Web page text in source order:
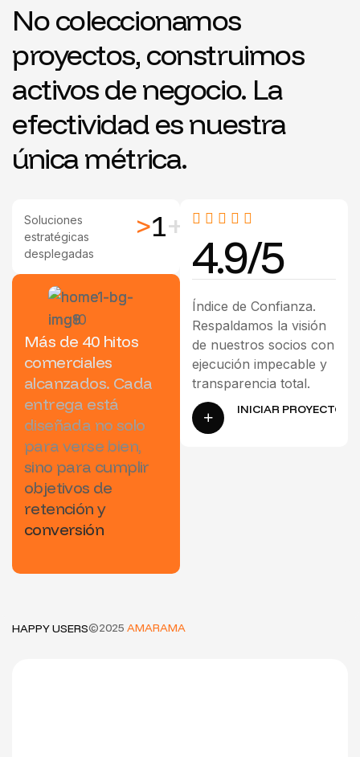
No coleccionamos
proyectos, construimos
activos de negocio. La
efectividad es nuestra
única métrica.
Soluciones
estratégicas
desplegadas
>1+
Más de 40 hitos
comerciales
alcanzados. Cada
entrega está
diseñada no solo
para verse bien,
sino para cumplir
objetivos de
retención y
conversión
4.9/5
Índice de Confianza.
Respaldamos la visión
de nuestros socios con
ejecución impecable y
transparencia total.
HAPPY USERS©2025 AMARAMA